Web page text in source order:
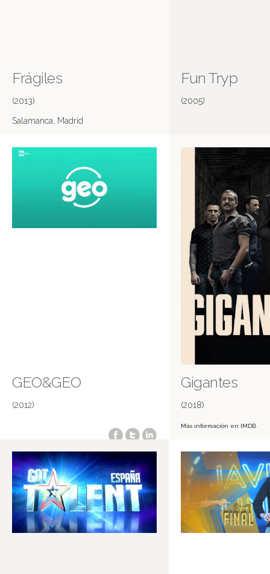
Frágiles
(2013)
Salamanca, Madrid
Fun Tryp
(2005)
GEO&GEO
(2012)
Gigantes
(2018)
Más información en IMDB